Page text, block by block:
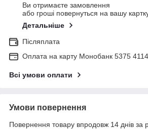
Ви отримаєте замовлення
або гроші повернуться на вашу
Детальніше
Післяплата
Оплата на карту Монобанк 5375
Всі умови оплати
Умови повернення
Повернення товару впродовж 14 днів за